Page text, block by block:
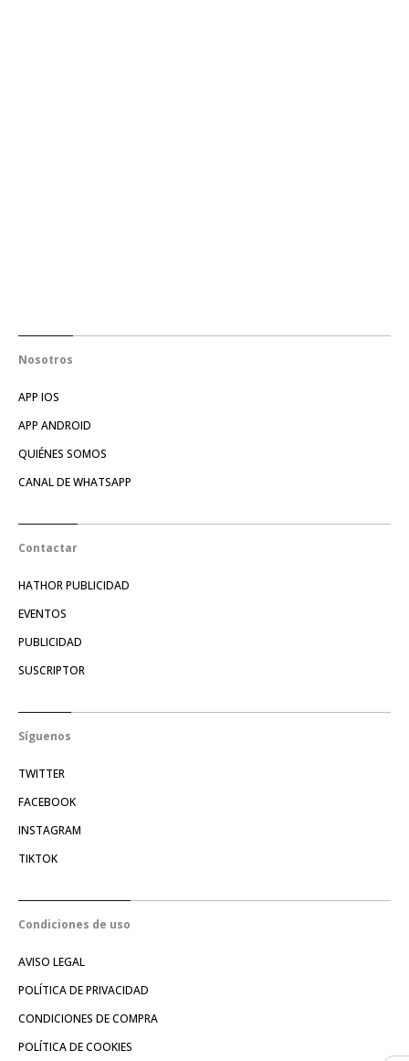
Nosotros
APP IOS
APP ANDROID
QUIÉNES SOMOS
CANAL DE WHATSAPP
Contactar
HATHOR PUBLICIDAD
EVENTOS
PUBLICIDAD
SUSCRIPTOR
Síguenos
TWITTER
FACEBOOK
INSTAGRAM
TIKTOK
Condiciones de uso
AVISO LEGAL
POLÍTICA DE PRIVACIDAD
CONDICIONES DE COMPRA
POLÍTICA DE COOKIES